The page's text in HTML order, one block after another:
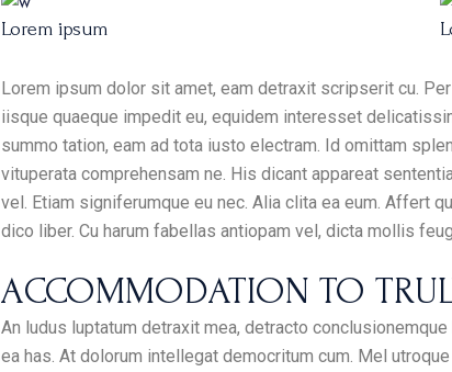
Lorem ipsum
Lorem ipsum dolor sit amet, eam detraxit scripserit cu.
iisque quaeque impedit eu, equidem interesset
summo tation, eam ad tota iusto electram. Id omittam
vituperata comprehensam ne. His dicant appareat
vel. Etiam signiferumque eu nec. Alia clita ea eum. Affert
dico liber. Cu harum fabellas antiopam vel, dicta mollis
ACCOMMODATION TO
An ludus luptatum detraxit mea, detracto
ea has. At dolorum intellegat democritum cum. Mel